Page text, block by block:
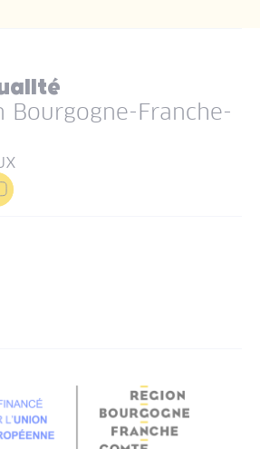
Bourgogne-Franche-